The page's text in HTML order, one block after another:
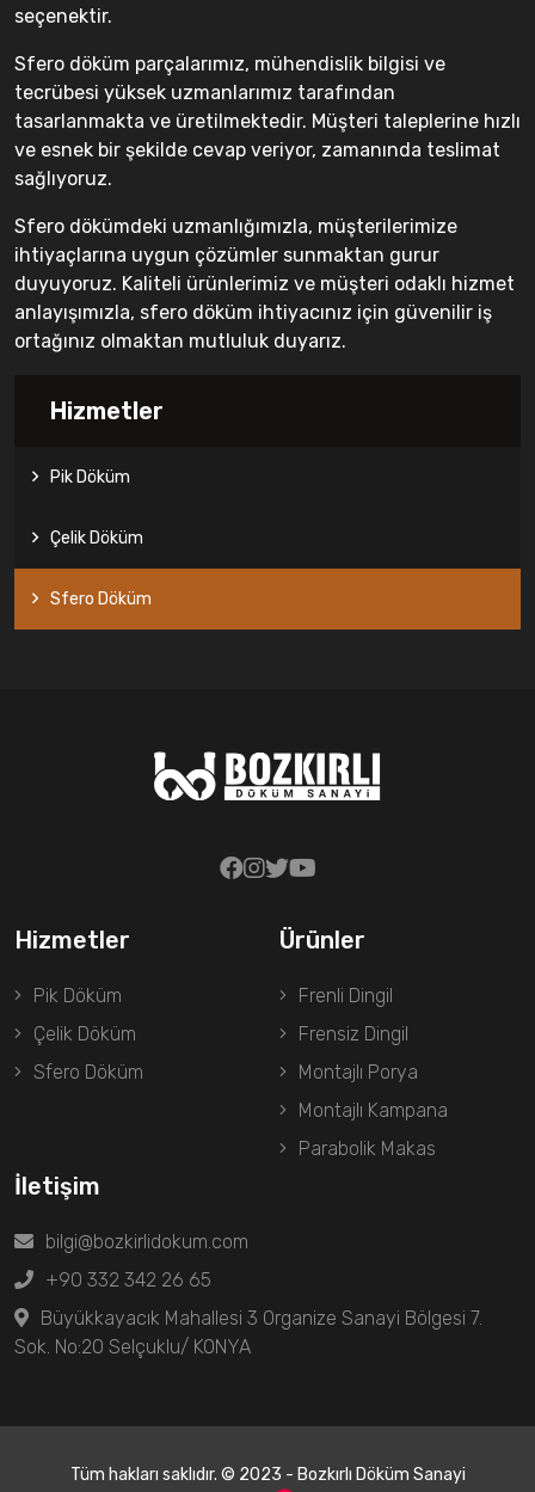
seçenektir.
Sfero döküm parçalarımız, mühendislik bilgisi ve
tecrübesi yüksek uzmanlarımız tarafından
tasarlanmakta ve üretilmektedir. Müşteri taleplerine hızlı
ve esnek bir şekilde cevap veriyor, zamanında teslimat
sağlıyoruz.
Sfero dökümdeki uzmanlığımızla, müşterilerimize
ihtiyaçlarına uygun çözümler sunmaktan gurur
duyuyoruz. Kaliteli ürünlerimiz ve müşteri odaklı hizmet
anlayışımızla, sfero döküm ihtiyacınız için güvenilir iş
ortağınız olmaktan mutluluk duyarız.
Hizmetler
Pik Döküm
Çelik Döküm
Sfero Döküm
Hizmetler
Pik Döküm
Çelik Döküm
Sfero Döküm
Ürünler
Frenli Dingil
Frensiz Dingil
Montajlı Porya
Montajlı Kampana
Parabolik Makas
İletişim
bilgi@bozkirlidokum.com
+90 332 342 26 65
Büyükkayacık Mahallesi 3 Organize Sanayi Bölgesi 7.
Sok. No:20 Selçuklu/ KONYA
Tüm hakları saklıdır. © 2023 - Bozkırlı Döküm Sanayi